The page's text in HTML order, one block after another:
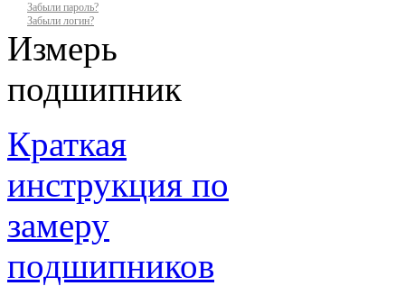
Забыли пароль?
Забыли логин?
Измерь
подшипник
Краткая
инструкция по
замеру
подшипников